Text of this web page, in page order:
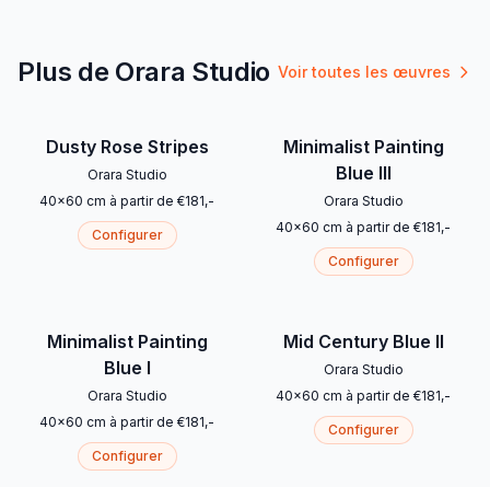
Plus de Orara Studio Voir toutes les œuvres
Dusty Rose Stripes
Orara Studio
40x60 cm à partir de €181,-
Configurer
Minimalist Painting
Blue III
Orara Studio
40x60 cm à partir de €181,-
Configurer
Minimalist Painting
Blue I
Orara Studio
40x60 cm à partir de €181,-
Configurer
Mid Century Blue II
Orara Studio
40x60 cm à partir de €181,-
Configurer